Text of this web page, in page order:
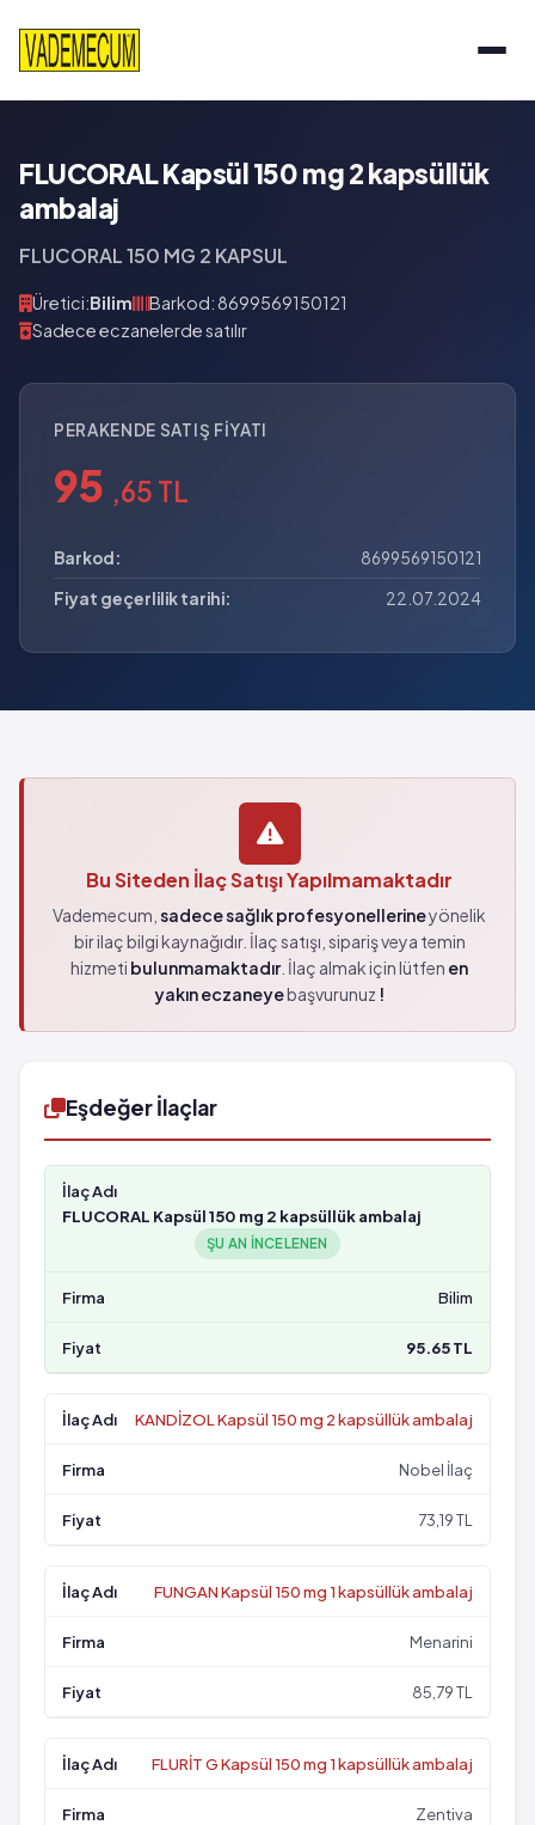
FLUCORAL Kapsül 150 mg 2 kapsüllük
ambalaj
FLUCORAL 150 MG 2 KAPSUL
Üretici:Bilim
Barkod: 8699569150121
Sadece eczanelerde satılır
PERAKENDE SATIŞ FIYATI
95 ,65 TL
Barkod:
8699569150121
Fiyat geçerlilik tarihi:
22.07.2024
Bu Siteden İlaç Satışı Yapılmamaktadır
Vademecum, sadece sağlık profesyonellerineyönelik
bir ilaç bilgi kaynağıdır. İlaç satışı, sipariş veya temin
hizmeti bulunmamaktadır. İlaç almak için lütfen en
yakın eczaneyebaşvurunuz !
Eşdeğer İlaçlar
FLUCORAL Kapsül 150 mg 2 kapsüllük ambalaj
ŞU AN INCELENEN
Bilim
95.65 TL
KANDİZOL Kapsül 150 mg 2 kapsüllük ambalaj
Nobel İlaç
73,19 TL
FUNGAN Kapsül 150 mg 1 kapsüllük ambalaj
Menarini
85,79 TL
FLURİT G Kapsül 150 mg 1 kapsüllük ambalaj
Zentiva